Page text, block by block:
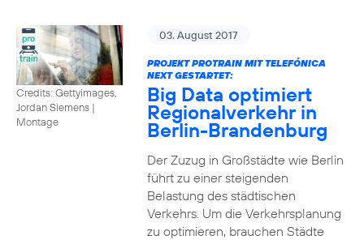
Credits: Gettyimages,
Jordan Siemens |
Montage
03. August 2017
PROJEKT PROTRAIN MIT TELEFÓNICA
NEXT GESTARTET:
Big Data optimiert
Regionalverkehr in
Berlin-Brandenburg
Der Zuzug in Großstädte wie Berlin
führt zu einer steigenden
Belastung des städtischen
Verkehrs. Um die Verkehrsplanung
zu optimieren, brauchen Städte